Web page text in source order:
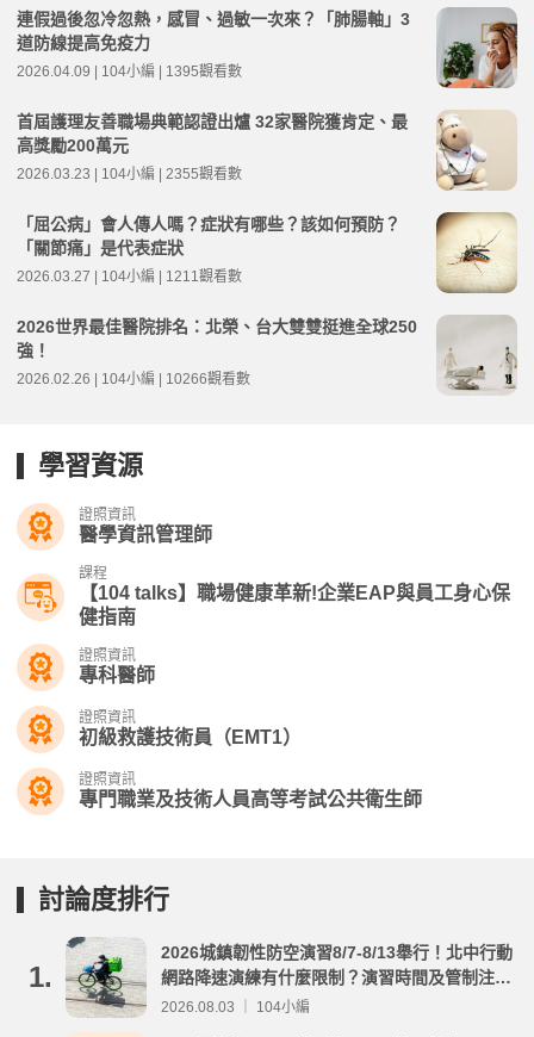
連假過後忽冷忽熱，感冒、過敏一次來？「肺腸軸」3
道防線提高免疫力
2026.04.09 | 104小編 | 1395觀看數
首屆護理友善職場典範認證出爐 32家醫院獲肯定、最
高獎勵200萬元
2026.03.23 | 104小編 | 2355觀看數
「屈公病」會人傳人嗎？症狀有哪些？該如何預防？
「關節痛」是代表症狀
2026.03.27 | 104小編 | 1211觀看數
2026世界最佳醫院排名：北榮、台大雙雙挺進全球250
強！
2026.02.26 | 104小編 | 10266觀看數
學習資源
證照資訊
醫學資訊管理師
課程
【104 talks】職場健康革新!企業EAP與員工身心保
健指南
證照資訊
專科醫師
證照資訊
初級救護技術員（EMT1）
證照資訊
專門職業及技術人員高等考試公共衛生師
討論度排行
1.
2026城鎮韌性防空演習8/7-8/13舉行！北中行動
網路降速演練有什麼限制？演習時間及管制注意
事項整理
2026.08.03 ｜ 104小編